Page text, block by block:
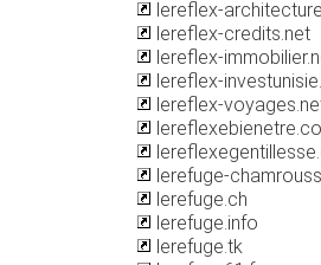
lereflex-
lereflex-credits.net
lereflex-
lereflex-
lereflex-
lerefuge-
lerefuge.ch
lerefuge.info
lerefuge.tk